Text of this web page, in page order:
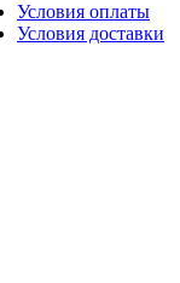
Условия оплаты
Условия доставки